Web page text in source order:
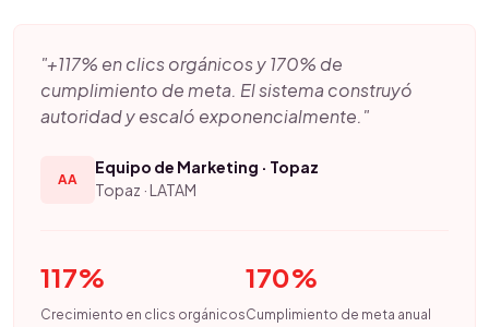
"+117% en clics orgánicos y 170% de
cumplimiento de meta. El sistema construyó
autoridad y escaló exponencialmente."
AA
Equipo de Marketing · Topaz
Topaz · LATAM
117%
Crecimiento en clics orgánicos
170%
Cumplimiento de meta anual